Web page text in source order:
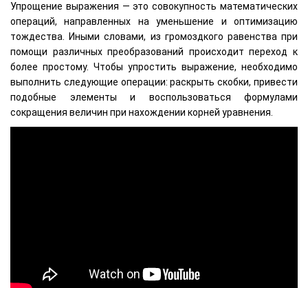
Упрощение выражения — это совокупность математических
операций, направленных на уменьшение и оптимизацию
тождества. Иными словами, из громоздкого равенства при
помощи различных преобразований происходит переход к
более простому. Чтобы упростить выражение, необходимо
выполнить следующие операции: раскрыть скобки, привести
подобные элементы и воспользоваться формулами
сокращения величин при нахождении корней уравнения.